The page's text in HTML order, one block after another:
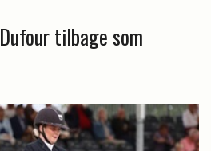
tilbage som